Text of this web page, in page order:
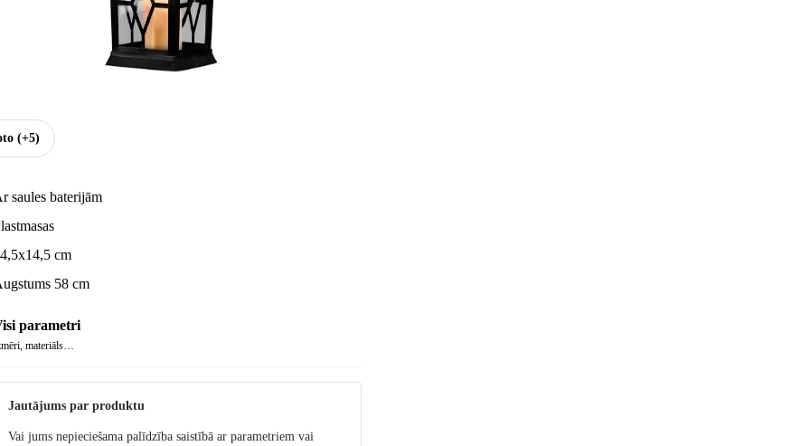
(+5)
saules baterijām
cm
58 cm
parametri
materiāls…
Jautājums par produktu
Vai jums nepieciešama palīdzība saistībā ar parametriem vai